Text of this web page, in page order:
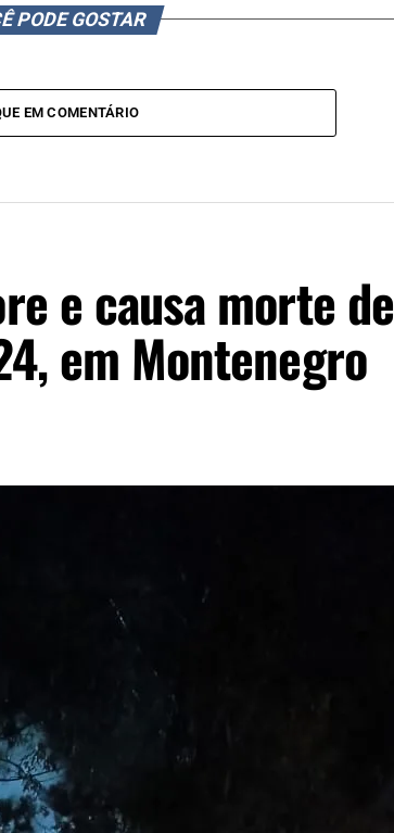
PODE GOSTAR
EM COMENTÁRIO
e causa morte de
em Montenegro